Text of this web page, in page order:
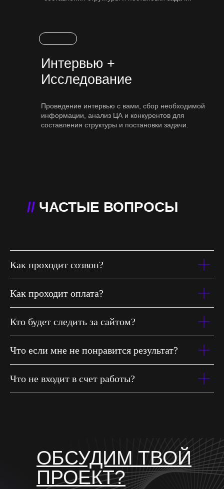
Интервью +
Исследование
Проведение интервью с вами, сбор необходимой
информации, анализ ЦА и конкурентов для
составления структуры и постановки задачи.
// ЧАСТЫЕ ВОПРОСЫ
Как проходит созвон?
Как проходит оплата?
Кто будет следить за сайтом?
Что если мне не понравится результат?
Что не входит в счет работы?
ОБСУДИМ ТВОЙ
ПРОЕКТ?